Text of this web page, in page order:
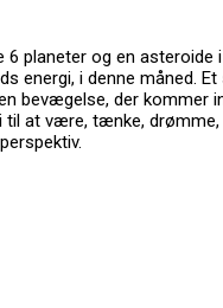
og en asteroide
energi, i denne måned.
bevægelse, der
at være, tænke,